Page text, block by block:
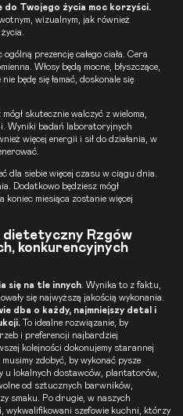
do Twojego życia moc korzyści.
wizualnym, jak również
prezencję całego ciała. Cera
Włosy będą mocne, błyszczące,
będę się łamać, doskonale się
skutecznie walczyć z wieloma,
Wyniki badań laboratoryjnych
więcej energii i sił do działania, w
dla siebie więcej czasu w ciągu dnia.
Dodatkowo będziesz mógł
koniec miesiąca zostanie więcej
dietetyczny Rzgów
konkurencyjnych
się na tle innych . Wynika to z faktu,
się najwyższą jakością wykonania.
dba o każdy, najmniejszy detal i
To idealne rozwiązanie, by
i preferencji najbardziej
kolejności dokonujemy starannej
zdobyć, by wykonać pysze
u lokalnych dostawców, plantatorów,
od sztucznych barwników,
smaku. Po drugie, w naszych
wykwalifikowani szefowie kuchni, którzy